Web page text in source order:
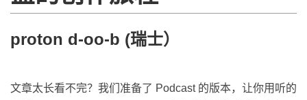
proton d-oo-b (瑞士）
文章太长看不完？我们准备了 Podcast 的版本，让你用听的